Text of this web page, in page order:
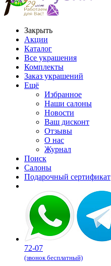
Закрыть
Акции
Каталог
Все украшения
Комплекты
Заказ украшений
Ещё
Избранное
Наши салоны
Новости
Ваш дисконт
Отзывы
О нас
Журнал
Поиск
Салоны
Подарочный сертификат
72-07
(звонок бесплатный)